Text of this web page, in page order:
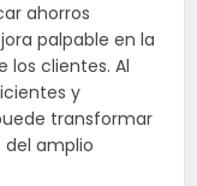
ahorros
palpable en la
los clientes. Al
y
transformar
amplio